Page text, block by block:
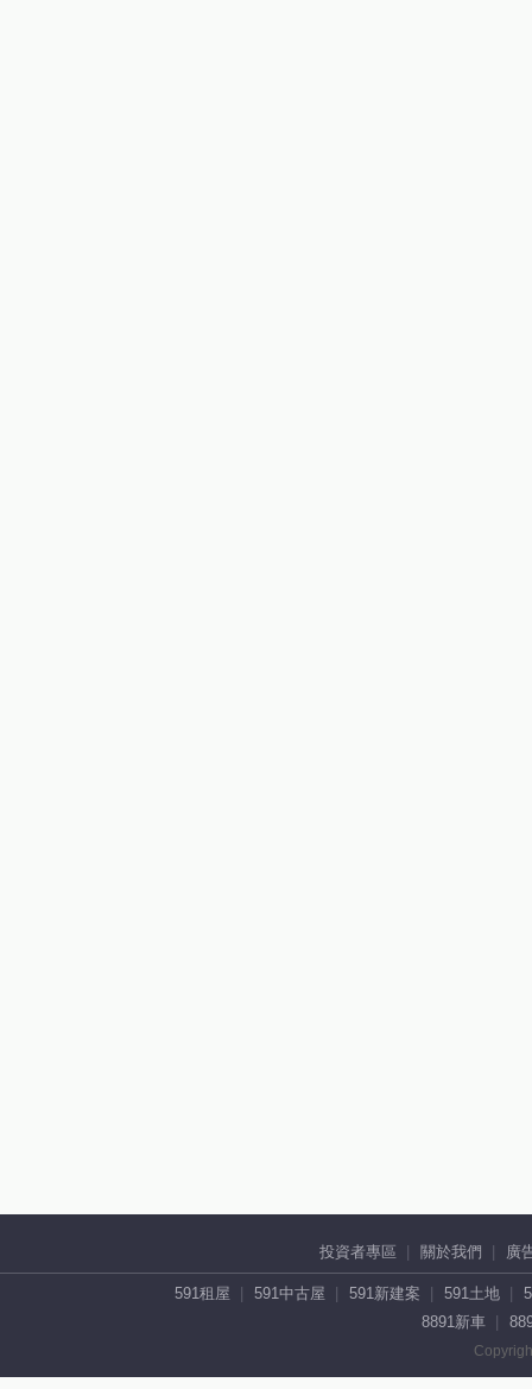
投資者專區 關於我們 廣
591租屋 591中古屋 591新建案 591土地
8891新車